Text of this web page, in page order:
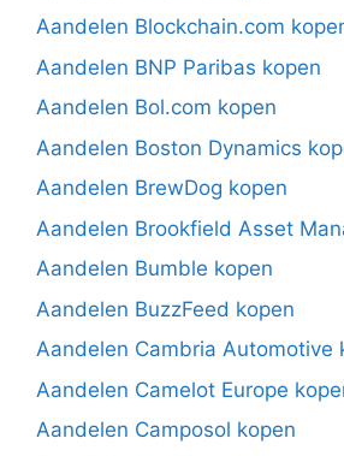
Aandelen Blockchain.com
Aandelen BNP Paribas kopen
Aandelen Bol.com kopen
Aandelen Boston Dynamics
Aandelen BrewDog kopen
Aandelen Brookfield Asset
Aandelen Bumble kopen
Aandelen BuzzFeed kopen
Aandelen Cambria Automotive
Aandelen Camelot Europe
Aandelen Camposol kopen